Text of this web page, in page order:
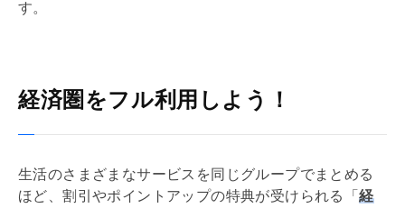
す。
経済圏をフル利用しよう！
生活のさまざまなサービスを同じグループでまとめる
ほど、割引やポイントアップの特典が受けられる「経